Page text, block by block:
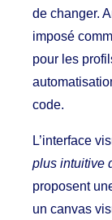
de changer.
imposé
pour les
code.
L’interface
plus intuitive
proposent
un canvas